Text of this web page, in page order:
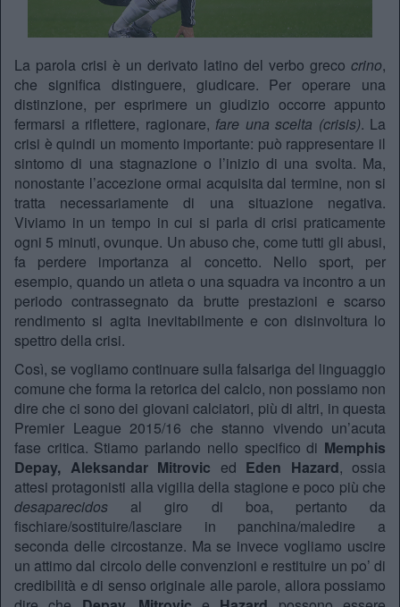
La parola crisi è un derivato latino del verbo greco crino,
che significa distinguere, giudicare. Per operare una
distinzione, per esprimere un giudizio occorre appunto
fermarsi a riflettere, ragionare, fare una scelta (crisis). La
crisi è quindi un momento importante: può rappresentare il
sintomo di una stagnazione o l’inizio di una svolta. Ma,
nonostante l’accezione ormai acquisita dal termine, non si
tratta necessariamente di una situazione negativa.
Viviamo in un tempo in cui si parla di crisi praticamente
ogni 5 minuti, ovunque. Un abuso che, come tutti gli abusi,
fa perdere importanza al concetto. Nello sport, per
esempio, quando un atleta o una squadra va incontro a un
periodo contrassegnato da brutte prestazioni e scarso
rendimento si agita inevitabilmente e con disinvoltura lo
spettro della crisi.
Così, se vogliamo continuare sulla falsariga del linguaggio
comune che forma la retorica del calcio, non possiamo non
dire che ci sono dei giovani calciatori, più di altri, in questa
Premier League 2015/16 che stanno vivendo un’acuta
fase critica. Stiamo parlando nello specifico di Memphis
Depay, Aleksandar Mitrovic ed Eden Hazard, ossia
attesi protagonisti alla vigilia della stagione e poco più che
desaparecidos al giro di boa, pertanto da
fischiare/sostituire/lasciare in panchina/maledire a
seconda delle circostanze. Ma se invece vogliamo uscire
un attimo dal circolo delle convenzioni e restituire un po’ di
credibilità e di senso originale alle parole, allora possiamo